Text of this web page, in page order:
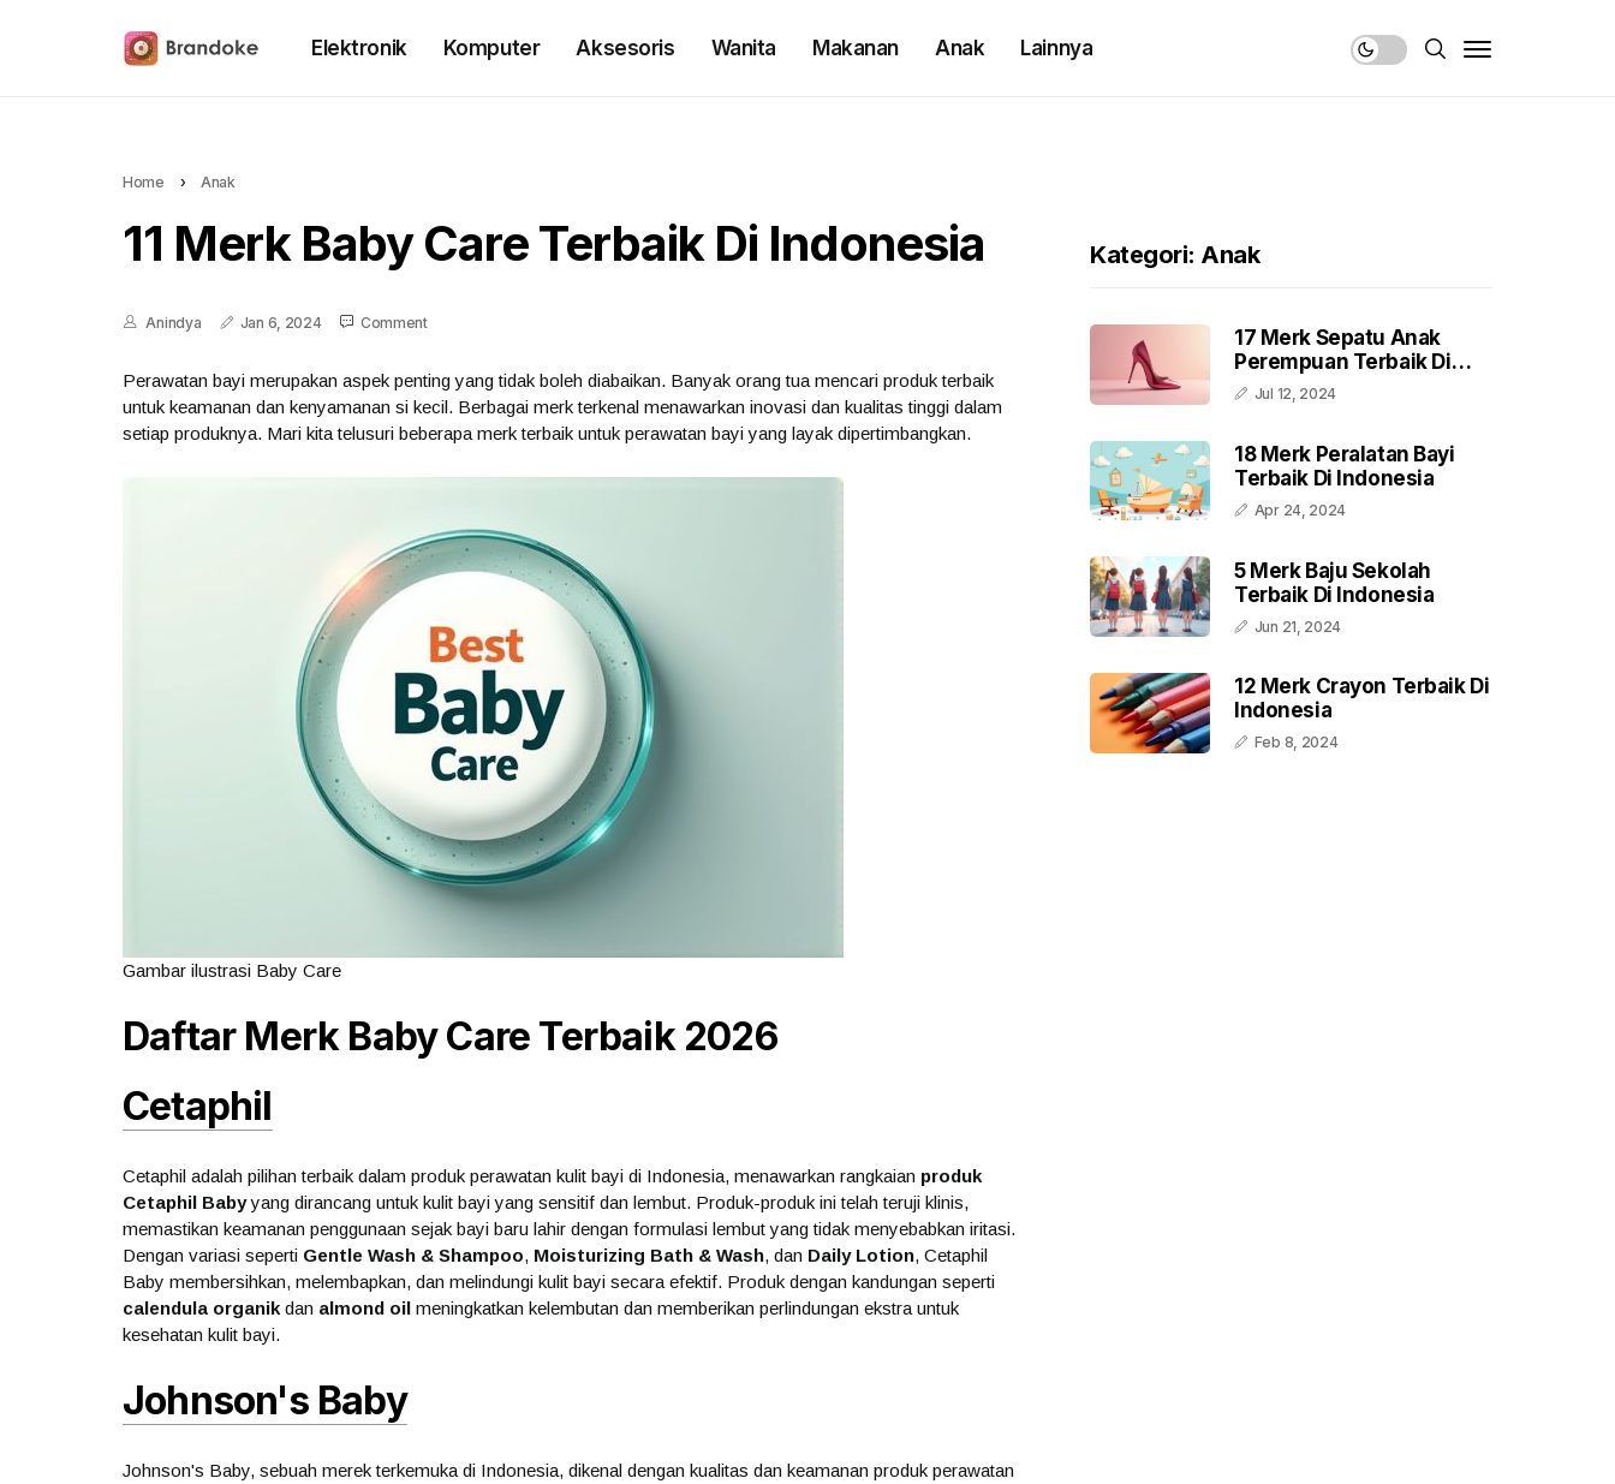
Elektronik Komputer Aksesoris Wanita Makanan Anak Lainnya
Home › Anak
11 Merk Baby Care Terbaik Di Indonesia
Anindya Jan 6, 2024 Comment
Perawatan bayi merupakan aspek penting yang tidak boleh diabaikan. Banyak orang tua mencari produk terbaik
untuk keamanan dan kenyamanan si kecil. Berbagai merk terkenal menawarkan inovasi dan kualitas tinggi dalam
setiap produknya. Mari kita telusuri beberapa merk terbaik untuk perawatan bayi yang layak dipertimbangkan.
Gambar ilustrasi Baby Care
Daftar Merk Baby Care Terbaik 2026
Cetaphil
Cetaphil adalah pilihan terbaik dalam produk perawatan kulit bayi di Indonesia, menawarkan rangkaian produk
Cetaphil Babyyang dirancang untuk kulit bayi yang sensitif dan lembut. Produk-produk ini telah teruji klinis,
memastikan keamanan penggunaan sejak bayi baru lahir dengan formulasi lembut yang tidak menyebabkan iritasi.
Dengan variasi seperti Gentle Wash & Shampoo, Moisturizing Bath & Wash, dan Daily Lotion, Cetaphil
Baby membersihkan, melembapkan, dan melindungi kulit bayi secara efektif. Produk dengan kandungan seperti
calendula organik dan almond oil meningkatkan kelembutan dan memberikan perlindungan ekstra untuk
kesehatan kulit bayi.
Johnson's Baby
Johnson's Baby, sebuah merek terkemuka di Indonesia, dikenal dengan kualitas dan keamanan produk perawatan
Kategori: Anak
17 Merk Sepatu Anak
Perempuan Terbaik Di
Indonesia
Jul 12, 2024
18 Merk Peralatan Bayi
Terbaik Di Indonesia
Apr 24, 2024
5 Merk Baju Sekolah
Terbaik Di Indonesia
Jun 21, 2024
12 Merk Crayon Terbaik Di
Indonesia
Feb 8, 2024